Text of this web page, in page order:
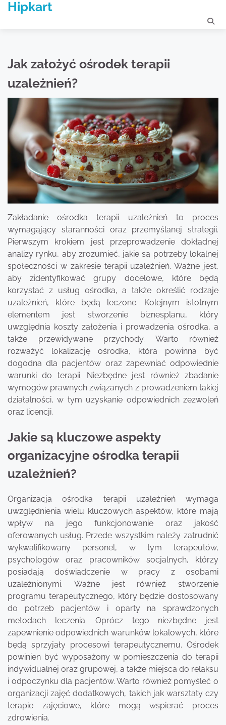
SkipHipkart
Jak założyć ośrodek terapii
uzależnień?
Zakładanie ośrodka terapii uzależnień to proces
wymagający staranności oraz przemyślanej strategii.
Pierwszym krokiem jest przeprowadzenie dokładnej
analizy rynku, aby zrozumieć, jakie są potrzeby lokalnej
społeczności w zakresie terapii uzależnień. Ważne jest,
aby zidentyfikować grupy docelowe, które będą
korzystać z usług ośrodka, a także określić rodzaje
uzależnień, które będą leczone. Kolejnym istotnym
elementem jest stworzenie biznesplanu, który
uwzględnia koszty założenia i prowadzenia ośrodka, a
także przewidywane przychody. Warto również
rozważyć lokalizację ośrodka, która powinna być
dogodna dla pacjentów oraz zapewniać odpowiednie
warunki do terapii. Niezbędne jest również zbadanie
wymogów prawnych związanych z prowadzeniem takiej
działalności, w tym uzyskanie odpowiednich zezwoleń
oraz licencji.
Jakie są kluczowe aspekty
organizacyjne ośrodka terapii
uzależnień?
Organizacja ośrodka terapii uzależnień wymaga
uwzględnienia wielu kluczowych aspektów, które mają
wpływ na jego funkcjonowanie oraz jakość
oferowanych usług. Przede wszystkim należy zatrudnić
wykwalifikowany personel, w tym terapeutów,
psychologów oraz pracowników socjalnych, którzy
posiadają doświadczenie w pracy z osobami
uzależnionymi. Ważne jest również stworzenie
programu terapeutycznego, który będzie dostosowany
do potrzeb pacjentów i oparty na sprawdzonych
metodach leczenia. Oprócz tego niezbędne jest
zapewnienie odpowiednich warunków lokalowych, które
będą sprzyjały procesowi terapeutycznemu. Ośrodek
powinien być wyposażony w pomieszczenia do terapii
indywidualnej oraz grupowej, a także miejsca do relaksu
i odpoczynku dla pacjentów. Warto również pomyśleć o
organizacji zajęć dodatkowych, takich jak warsztaty czy
terapie zajęciowe, które mogą wspierać proces
zdrowienia.